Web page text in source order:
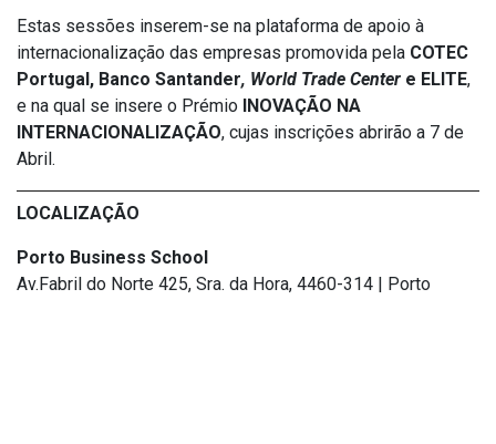
Estas sessões inserem-se na plataforma de apoio à
internacionalização das empresas promovida pela COTEC
Portugal, Banco Santander, World Trade Center e ELITE,
e na qual se insere o Prémio INOVAÇÃO NA
INTERNACIONALIZAÇÃO, cujas inscrições abrirão a 7 de
Abril.
LOCALIZAÇÃO
Porto Business School
Av.Fabril do Norte 425, Sra. da Hora, 4460-314 | Porto